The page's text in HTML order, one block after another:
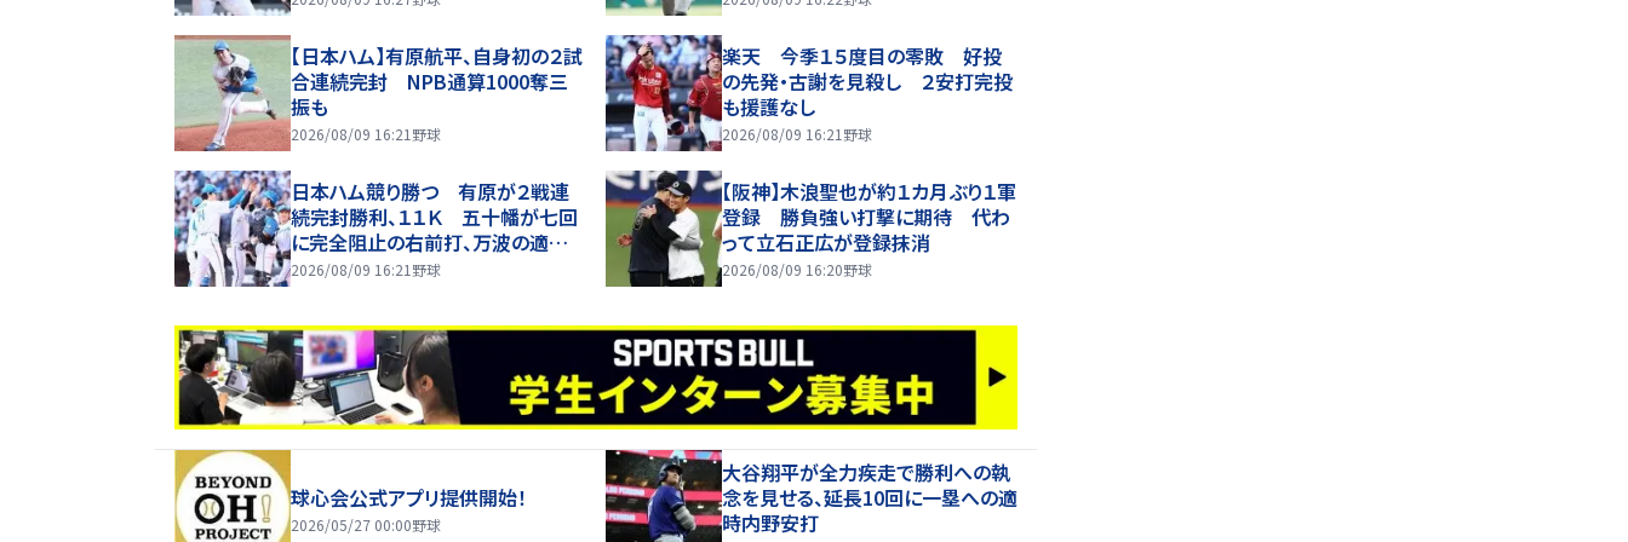
【日本ハム】有原航平、自身初の２試
合連続完封 NPB通算1000奪三
振も
2026/08/09 16:21 野球
楽天 今季１５度目の零敗 好投
の先発・古謝を見殺し ２安打完投
も援護なし
2026/08/09 16:21 野球
日本ハム競り勝つ 有原が２戦連
続完封勝利、１１Ｋ 五十幡が七回
に完全阻止の右前打、万波の適時
内野安打で得点
2026/08/09 16:21 野球
【阪神】木浪聖也が約１カ月ぶり１軍
登録 勝負強い打撃に期待 代わ
って立石正広が登録抹消
2026/08/09 16:20野球
球心会公式アプリ提供開始！
2026/05/27 00:00野球
大谷翔平が全力疾走で勝利への執
念を見せる、延長10回に一塁への適
時内野安打